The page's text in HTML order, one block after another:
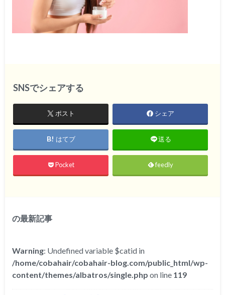
SNSでシェアする
ポスト シェア
はてブ 送る
Pocket feedly
の最新記事
Warning: Undefined variable $catid in
/home/cobahair/cobahair-blog.com/public_html/wp-
content/themes/albatros/single.php on line 119